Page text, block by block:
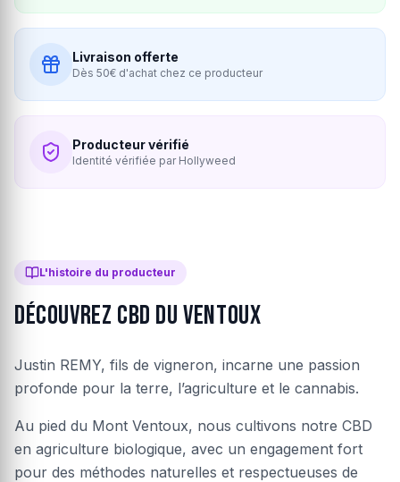
Livraison offerte
Dès 50€ d'achat chez ce producteur
Producteur vérifié
Identité vérifiée par Hollyweed
L'histoire du producteur
Découvrez CBD du ventoux
Justin REMY, fils de vigneron, incarne une passion
profonde pour la terre, l’agriculture et le cannabis.
Au pied du Mont Ventoux, nous cultivons notre CBD
en agriculture biologique, avec un engagement fort
pour des méthodes naturelles et respectueuses de